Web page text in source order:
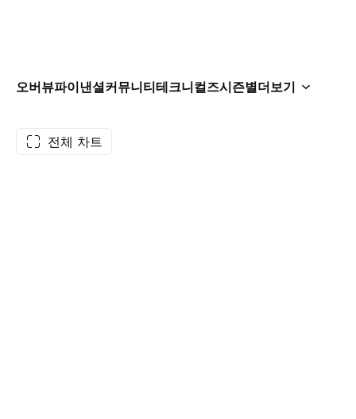
오버뷰파이낸셜커뮤니티테크니컬즈시즌별더보기
전체 차트